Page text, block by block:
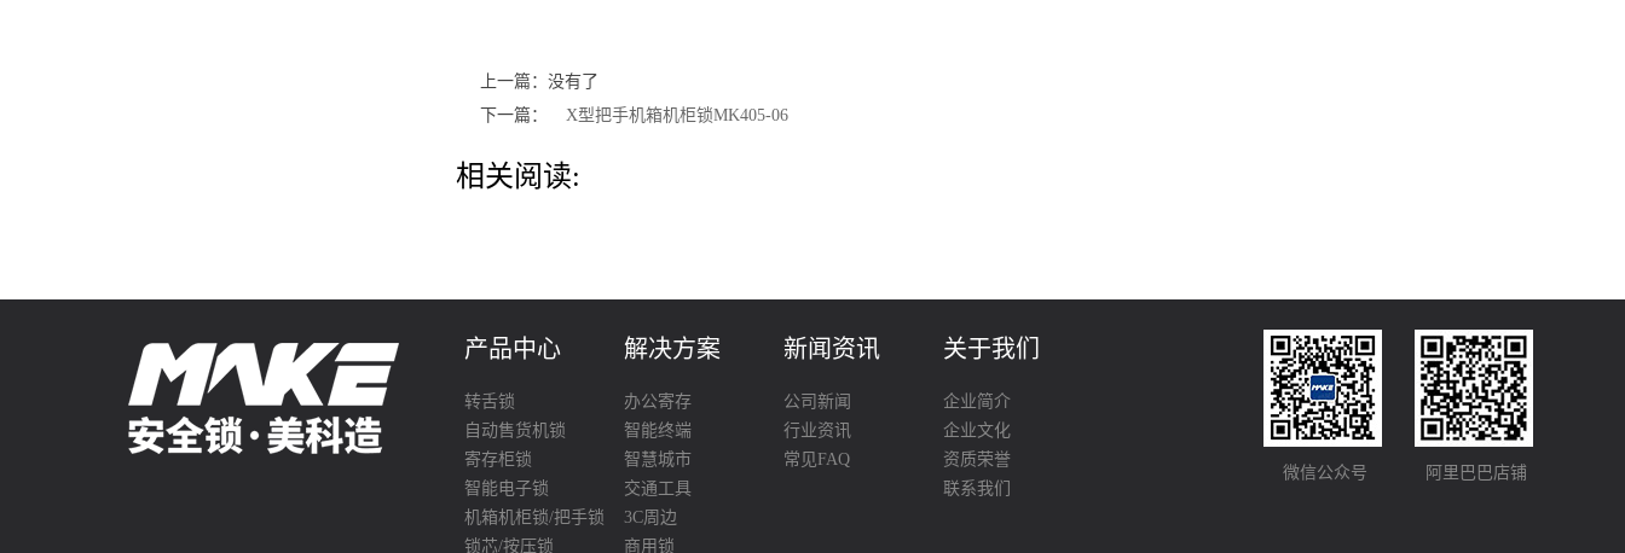
上一篇：没有了
下一篇：
X型把手机箱机柜锁MK405-06
相关阅读:
产品中心
转舌锁
自动售货机锁
寄存柜锁
智能电子锁
机箱机柜锁/把手锁
锁芯/按压锁
解决方案
办公寄存
智能终端
智慧城市
交通工具
3C周边
商用锁
新闻资讯
公司新闻
行业资讯
常见FAQ
关于我们
企业简介
企业文化
资质荣誉
联系我们
微信公众号 阿里巴巴店铺